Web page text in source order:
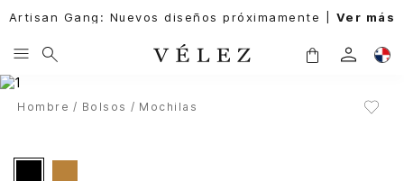
Artisan Gang: Nuevos diseños próximamente | Ver más
Hombre Bolsos Mochilas